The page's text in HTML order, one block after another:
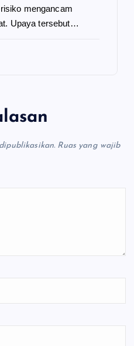
mengancam
Upaya tersebut…
Ruas yang wajib